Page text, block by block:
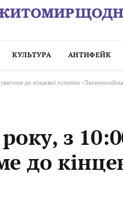
КУЛЬТУРА АНТИФЕЙК
до кінцевої зупинки
з
до